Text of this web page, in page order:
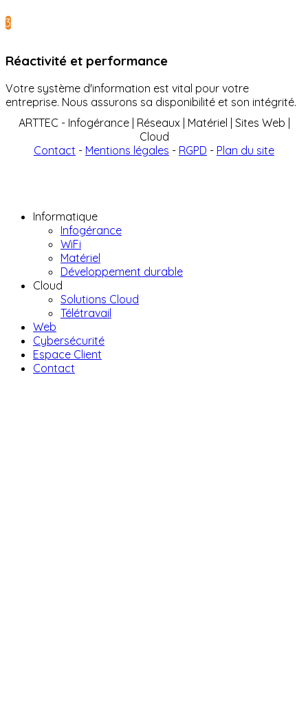
3
Réactivité et performance
Votre système d'information est vital pour votre
entreprise. Nous assurons sa disponibilité et son intégrité.
ARTTEC - Infogérance | Réseaux | Matériel | Sites Web |
Cloud
Contact - Mentions légales - RGPD - Plan du site
Informatique
Infogérance
WiFi
Matériel
Développement durable
Cloud
Solutions Cloud
Télétravail
Web
Cybersécurité
Espace Client
Contact